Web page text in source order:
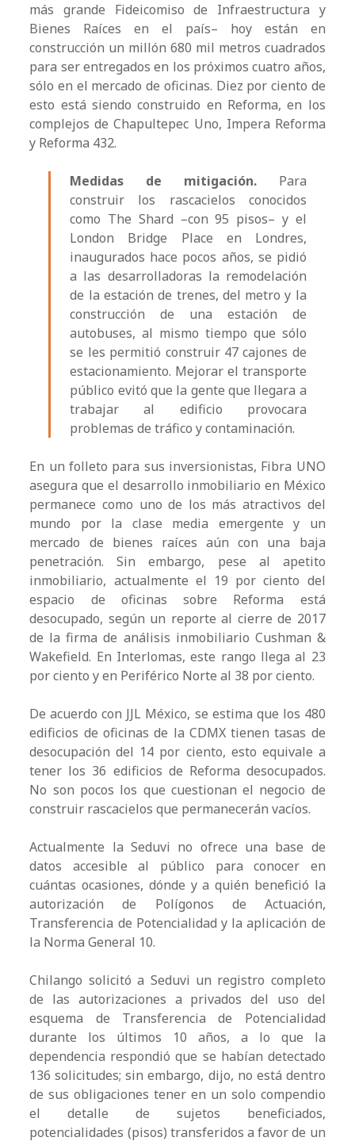
más grande Fideicomiso de Infraestructura y
Bienes Raíces en el país– hoy están en
construcción un millón 680 mil metros cuadrados
para ser entregados en los próximos cuatro años,
sólo en el mercado de oficinas. Diez por ciento de
esto está siendo construido en Reforma, en los
complejos de Chapultepec Uno, Impera Reforma
y Reforma 432.
Medidas de mitigación. Para
construir los rascacielos conocidos
como The Shard –con 95 pisos– y el
London Bridge Place en Londres,
inaugurados hace pocos años, se pidió
a las desarrolladoras la remodelación
de la estación de trenes, del metro y la
construcción de una estación de
autobuses, al mismo tiempo que sólo
se les permitió construir 47 cajones de
estacionamiento. Mejorar el transporte
público evitó que la gente que llegara a
trabajar al edificio provocara
problemas de tráfico y contaminación.
En un folleto para sus inversionistas, Fibra UNO
asegura que el desarrollo inmobiliario en México
permanece como uno de los más atractivos del
mundo por la clase media emergente y un
mercado de bienes raíces aún con una baja
penetración. Sin embargo, pese al apetito
inmobiliario, actualmente el 19 por ciento del
espacio de oficinas sobre Reforma está
desocupado, según un reporte al cierre de 2017
de la firma de análisis inmobiliario Cushman &
Wakefield. En Interlomas, este rango llega al 23
por ciento y en Periférico Norte al 38 por ciento.
De acuerdo con JJL México, se estima que los 480
edificios de oficinas de la CDMX tienen tasas de
desocupación del 14 por ciento, esto equivale a
tener los 36 edificios de Reforma desocupados.
No son pocos los que cuestionan el negocio de
construir rascacielos que permanecerán vacíos.
Actualmente la Seduvi no ofrece una base de
datos accesible al público para conocer en
cuántas ocasiones, dónde y a quién benefició la
autorización de Polígonos de Actuación,
Transferencia de Potencialidad y la aplicación de
la Norma General 10.
Chilango solicitó a Seduvi un registro completo
de las autorizaciones a privados del uso del
esquema de Transferencia de Potencialidad
durante los últimos 10 años, a lo que la
dependencia respondió que se habían detectado
136 solicitudes; sin embargo, dijo, no está dentro
de sus obligaciones tener en un solo compendio
el detalle de sujetos beneficiados,
potencialidades (pisos) transferidos a favor de un